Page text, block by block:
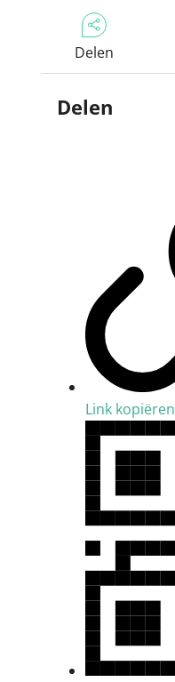
Delen
Delen
Link kopiëren